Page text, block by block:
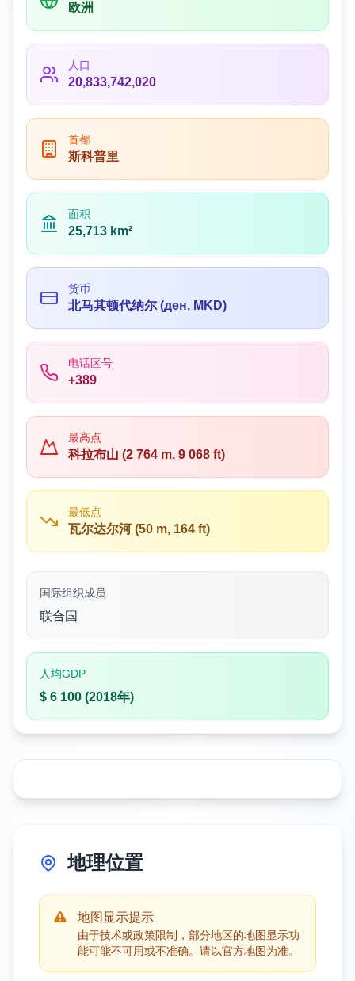
欧洲
人口
20,833,742,020
首都
斯科普里
面积
25,713 km²
货币
北马其顿代纳尔 (ден, MKD)
电话区号
+389
最高点
科拉布山 (2 764 m, 9 068 ft)
最低点
瓦尔达尔河 (50 m, 164 ft)
国际组织成员
联合国
人均GDP
$ 6 100 (2018年)
地理位置
地图显示提示
由于技术或政策限制，部分地区的地图显示功
能可能不可用或不准确。请以官方地图为准。